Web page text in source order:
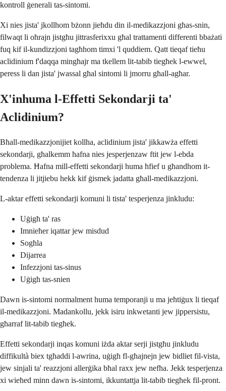
kontroll ġenerali tas-sintomi.
Xi nies jista' jkollhom bżonn jieħdu din il-medikazzjoni għas-snin,
filwaqt li oħrajn jistgħu jittrasferixxu għal trattamenti differenti bbażati
fuq kif il-kundizzjoni tagħhom timxi 'l quddiem. Qatt tieqaf tieħu
aclidinium f'daqqa mingħajr ma tkellem lit-tabib tiegħek l-ewwel,
peress li dan jista' jwassal għal sintomi li jmorru għall-agħar.
X'inhuma l-Effetti Sekondarji ta'
Aclidinium?
Bħall-medikazzjonijiet kollha, aclidinium jista' jikkawża effetti
sekondarji, għalkemm ħafna nies jesperjenzaw ftit jew l-ebda
problema. Ħafna mill-effetti sekondarji huma ħfief u għandhom it-
tendenza li jitjiebu hekk kif ġismek jadatta għall-medikazzjoni.
L-aktar effetti sekondarji komuni li tista' tesperjenza jinkludu:
Uġigħ ta' ras
Imnieħer iqattar jew misdud
Sogħla
Dijarrea
Infezzjoni tas-sinus
Uġigħ tas-snien
Dawn is-sintomi normalment huma temporanji u ma jeħtiġux li tieqaf
il-medikazzjoni. Madankollu, jekk isiru inkwetanti jew jippersistu,
għarraf lit-tabib tiegħek.
Effetti sekondarji inqas komuni iżda aktar serji jistgħu jinkludu
diffikultà biex tgħaddi l-awrina, uġigħ fl-għajnejn jew bidliet fil-vista,
jew sinjali ta' reazzjoni allerġika bħal raxx jew nefħa. Jekk tesperjenza
xi wieħed minn dawn is-sintomi, ikkuntattja lit-tabib tiegħek fil-pront.